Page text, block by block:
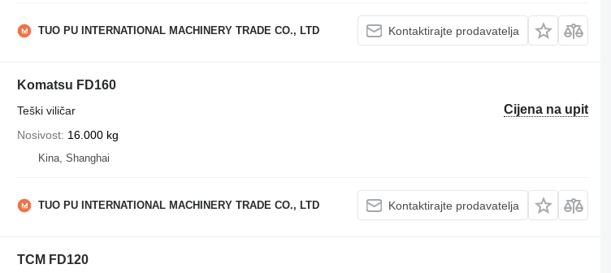
TUO PU INTERNATIONAL MACHINERY TRADE CO., LTD Kontaktirajte prodavatelja
Komatsu FD160
Cijena na upit
Teški viličar
Nosivost 16.000 kg
Kina, Shanghai
TUO PU INTERNATIONAL MACHINERY TRADE CO., LTD Kontaktirajte prodavatelja
TCM FD120